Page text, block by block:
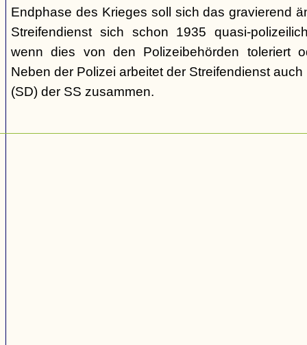
Endphase des Krieges soll sich das gravierend
Streifendienst sich schon 1935 quasi-
wenn dies von den Polizeibehörden toleriert
Neben der Polizei arbeitet der Streifendienst
(SD) der SS zusammen.